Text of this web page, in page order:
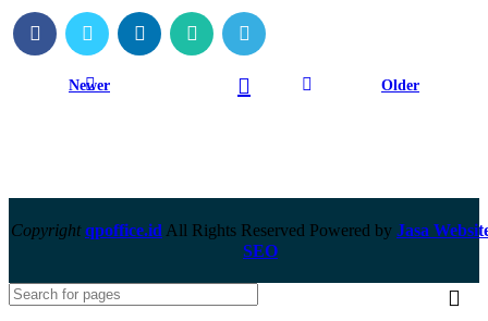
Newer Older
Copyrightqpoffice.id All Rights Reserved Powered by Jasa
SEO